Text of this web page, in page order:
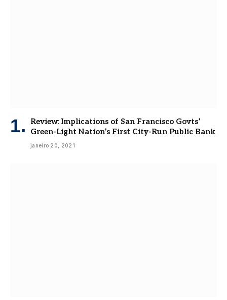
Review: Implications of San Francisco Govts’
Green-Light Nation’s First City-Run Public Bank
janeiro 20, 2021